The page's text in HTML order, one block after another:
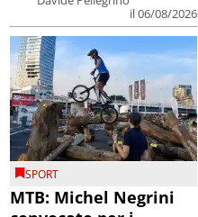
il 06/08/2026
SPORT
MTB: Michel Negrini